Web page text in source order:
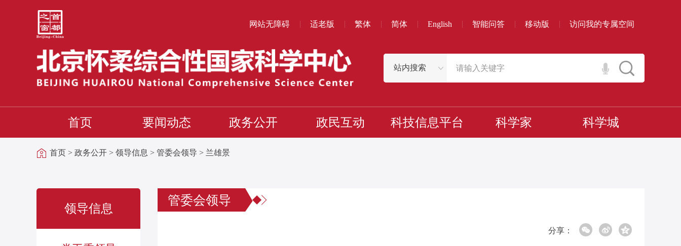
网站无障碍 适老版 繁体 简体 English 智能问答 移动版 访问我的专属空间
首页 要闻动态 政务公开 政民互动 科技信息平台 科学家 科学城
首页 > 政务公开 > 领导信息 > 管委会领导 > 兰雄景
领导信息
管委会领导
分享：